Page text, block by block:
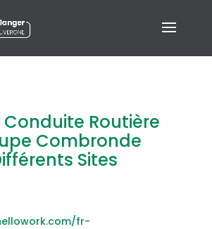
Conduite Routière
Combronde
Sites
fr-